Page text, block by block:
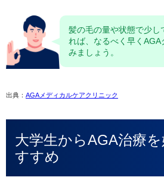
髪の毛の量や状態で少し
れば、なるべく早く
みましょう。
出典： AGAメディカルケアクリニック
大学生からAGA治療
すすめ